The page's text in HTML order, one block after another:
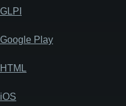
GLPI
Google Play
HTML
iOS